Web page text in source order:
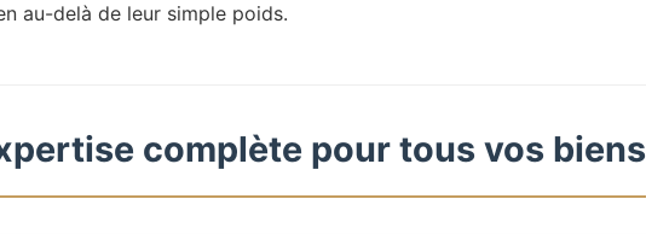
au-delà de leur simple poids.
complète pour tous vos biens